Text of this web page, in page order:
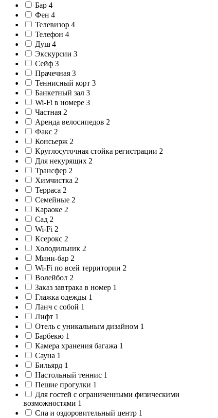
Бар 4
Фен 4
Телевизор 4
Телефон 4
Душ 4
Экскурсии 3
Сейф 3
Прачечная 3
Теннисный корт 3
Банкетный зал 3
Wi-Fi в номере 3
Частная 2
Аренда велосипедов 2
Факс 2
Консьерж 2
Круглосуточная стойка регистрации 2
Для некурящих 2
Трансфер 2
Химчистка 2
Терраса 2
Семейные 2
Караоке 2
Сад 2
Wi-Fi 2
Ксерокс 2
Холодильник 2
Мини-бар 2
Wi-Fi по всей территории 2
Волейбол 2
Заказ завтрака в номер 1
Глажка одежды 1
Ланч с собой 1
Лифт 1
Отель с уникальным дизайном 1
Барбекю 1
Камера хранения багажа 1
Сауна 1
Бильярд 1
Настольный теннис 1
Пешие прогулки 1
Для гостей с ограниченными физическими
возможностями 1
Спа и оздоровительный центр 1